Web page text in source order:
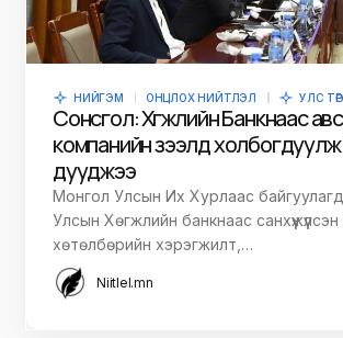
НИЙГЭМ ОНЦЛОХ НИЙТЛЭЛ УЛС ТӨР
Сонсгол: Хөгжлийн Банкнаас
компанийн зээлд холбогдуулж
дууджээ
Монгол Улсын Их Хурлаас
Улсын Хөгжлийн банкнаас санхүүжүүлсэн
хөтөлбөрийн хэрэгжилт,…
Niitlel.mn